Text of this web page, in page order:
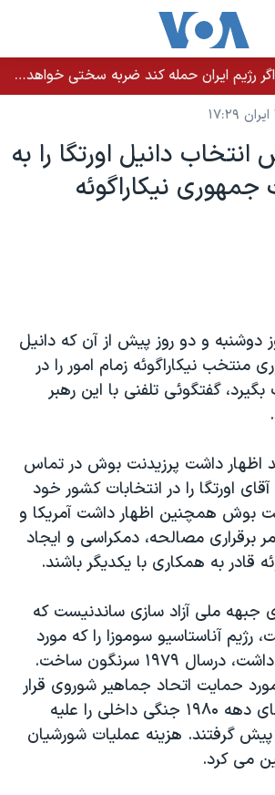
آمریکا ۲۰۲۴
به اسرائیل
کادر رهبری ایران
نخست وزیر اسرائيل: اگر رژیم ایران حمله کند ضربه سختی خواهد خورد
دانيل اورتگا را به
نيکاراگوئه
دوشنبه و دو روز پيش از آن که دانيل
منتخب نيکاراگوئه زمام امور را در
گفتگوئی تلفنی با اين رهبر
داشت پرزيدنت بوش در تماس
اورتگا را در انتخابات کشور خود
بوش همچنين اظهار داشت آمريکا و
امر برقراری مصالحه، دمکراسی و ايجاد
قادر به همکاری با يکديگر باشند.
جبهه ملی آزاد سازی ساندنيست که
رژيم آناستاسيو سوموزا را که مورد
حمايت آمريکا قرار داشت، درسال ۱۹۷۹ سرنگون ساخت.
حمايت اتحاد جماهير شوروی قرار
داشتند ، در سال های دهه ۱۹۸۰ جنگی داخلی را عليه
پيش گرفتند. هزينه عمليات شورشيان
می کرد.